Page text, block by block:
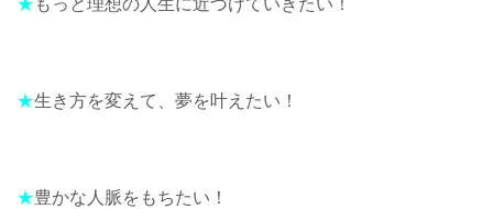
★ もっと理想の人生に近づけていきたい！
★生き方を変えて、夢を叶えたい！
★豊かな人脈をもちたい！